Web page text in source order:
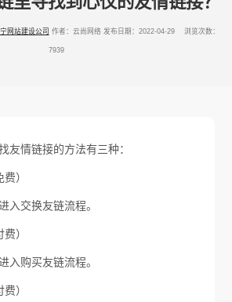
网站建设公司 作者：云尚网络 发布日期：2022-04-29 浏览次数：
7939
友情链接的方法有三种：
）
入交换友链流程。
）
入购买友链流程。
）